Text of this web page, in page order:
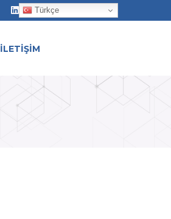
LinkedIn
Profile
Türkçe
İLETİŞİM